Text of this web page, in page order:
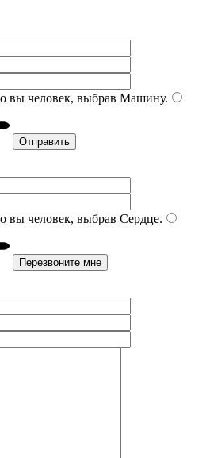
вы человек, выбрав Машину.
вы человек, выбрав Сердце.